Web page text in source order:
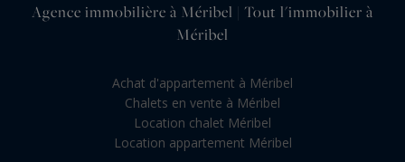
Agence immobilière à Méribel | Tout l'immobilier à
Méribel
Achat d'appartement à Méribel
Chalets en vente à Méribel
Location chalet Méribel
Location appartement Méribel